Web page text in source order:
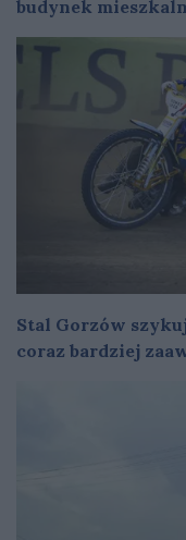
budynek
Stal Gorzów
coraz bardziej